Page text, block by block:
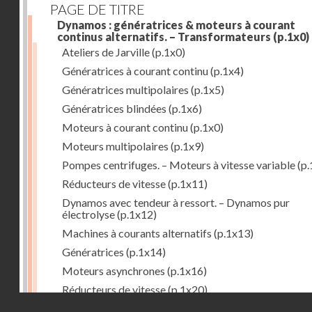
PAGE DE TITRE
Dynamos : génératrices & moteurs à courant
continus alternatifs. – Transformateurs (p.1x0)
Ateliers de Jarville(p.1x0)
Génératrices à courant continu(p.1x4)
Génératrices multipolaires (p.1x5)
Génératrices blindées (p.1x6)
Moteurs à courant continu(p.1x0)
Moteurs multipolaires (p.1x9)
Pompes centrifuges. – Moteurs à vitesse variable
Réducteurs de vitesse(p.1x11)
Dynamos avec tendeur à ressort. – Dynamos pur
électrolyse(p.1x12)
Machines à courants alternatifs (p.1x13)
Génératrices (p.1x14)
Moteurs asynchrones (p.1x16)
Réducteurs de vitesse(p.1x20)